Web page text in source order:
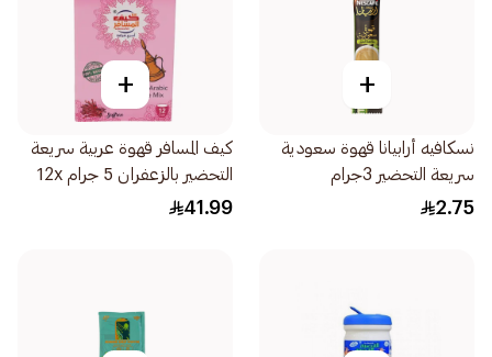
+
نسكافيه أرابيانا قهوة سعودية
سريعة التحضير 3جرام
2.75
+
كيف المسافر قهوة عربية سريعة
التحضير بالزعفران 5 جرام 12x
كوب
41.99